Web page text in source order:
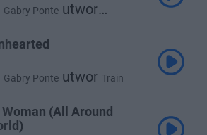
Gabry Ponte utwor
Gabry Ponte utwor Train
(All Around